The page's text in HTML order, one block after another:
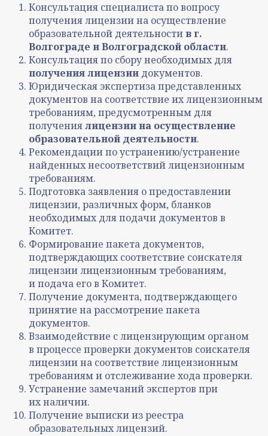
Консультация специалиста по вопросу
получения лицензии на осуществление
образовательной деятельностив г.
Волгограде и Волгоградской области.
Консультация по сбору необходимых для
получения лицензии документов.
Юридическая экспертиза представленных
документов на соответствие их лицензионным
требованиям, предусмотренным для
получениялицензии на осуществление
образовательной деятельности.
Рекомендации по устранению/устранение
найденных несоответствий лицензионным
требованиям.
Подготовка заявления о предоставлении
лицензии, различных форм, бланков
необходимых для подачи документов в
Комитет.
Формирование пакета документов,
подтверждающих соответствие соискателя
лицензии лицензионным требованиям,
и подача его в Комитет.
Получение документа, подтверждающего
принятие на рассмотрение пакета
документов.
Взаимодействие с лицензирующим органом
в процессе проверки документов соискателя
лицензии на соответствие лицензионным
требованиям и отслеживание хода проверки.
Устранение замечаний экспертов при
их наличии.
Получение выписки из реестра
образовательных лицензий.